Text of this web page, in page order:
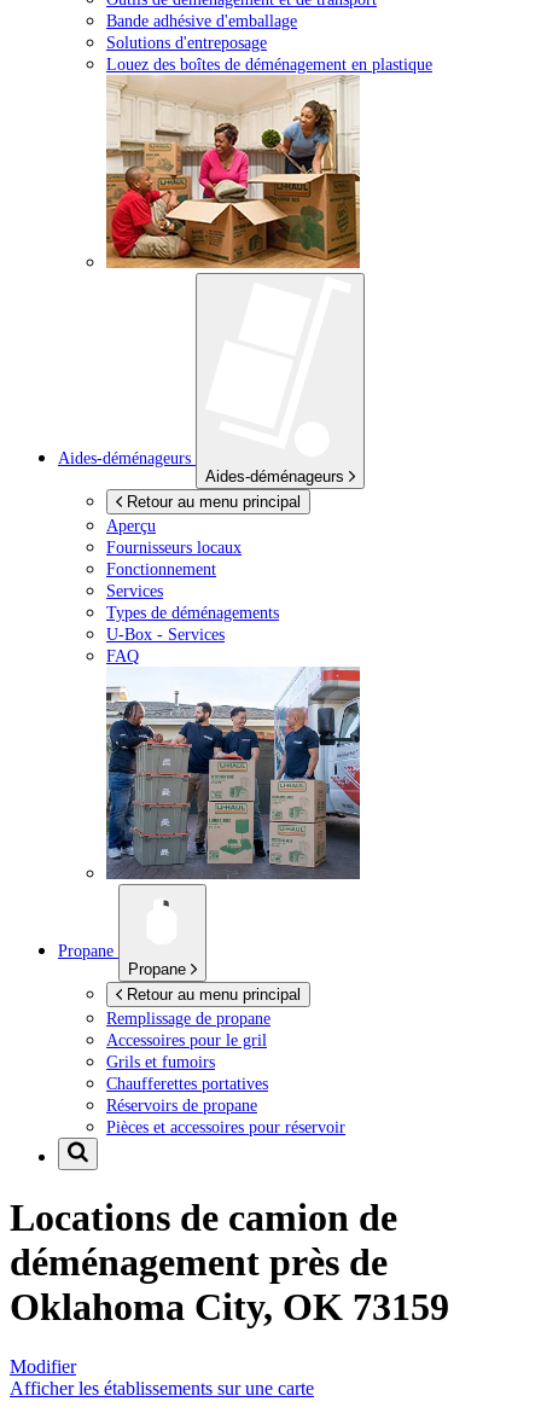
Bande adhésive d'emballage
Solutions d'entreposage
Louez des boîtes de déménagement en plastique
Aides-déménageurs
Aides-déménageurs
Retour au menu principal
Aperçu
Fournisseurs locaux
Fonctionnement
Services
Types de déménagements
U-Box - Services
FAQ
Propane
Propane
Retour au menu principal
Remplissage de propane
Accessoires pour le gril
Grils et fumoirs
Chaufferettes portatives
Réservoirs de propane
Pièces et accessoires pour réservoir
Locations de camion de
déménagement près de
Oklahoma City, OK 73159
Modifier
Afficher les établissements sur une carte